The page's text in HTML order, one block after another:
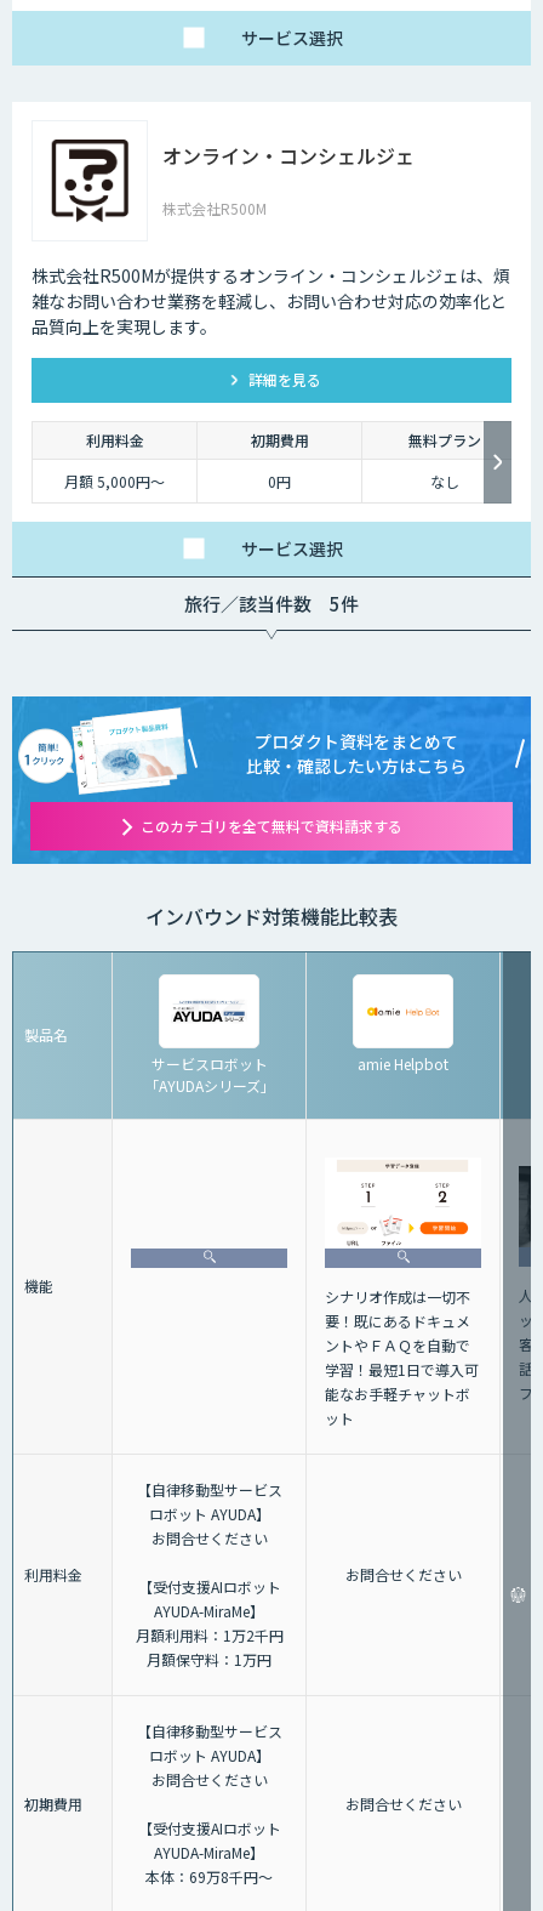
サービス選択
オンライン・コンシェルジェ
株式会社R500M
株式会社R500Mが提供するオンライン・コンシェルジェは、煩
雑なお問い合わせ業務を軽減し、お問い合わせ対応の効率化と
品質向上を実現します。
詳細を見る
利用料金 初期費用
無料プラン
月額 5,000円～
0円 なし
サービス選択
旅行／該当件数 5件
プロダクト資料をまとめて
比較・確認したい方はこちら
このカテゴリを全て無料で資料請求する
インバウンド対策機能比較表
製品名
サービスロボット
「AYUDAシリーズ」
amie Helpbot
機能
シナリオ作成は一切不
要！既にあるドキュメ
ントやＦＡＱを自動で
学習！最短1日で導入可
能なお手軽チャットボ
ット
人
ッ
客
話
フ
利用料金
【自律移動型サービス
ロボット AYUDA】
お問合せください
【受付支援AIロボット
AYUDA-MiraMe】
月額利用料：1万2千円
月額保守料：1万円
お問合せください
初期費用
【自律移動型サービス
ロボット AYUDA】
お問合せください
【受付支援AIロボット
AYUDA-MiraMe】
本体：69万8千円～
お問合せください